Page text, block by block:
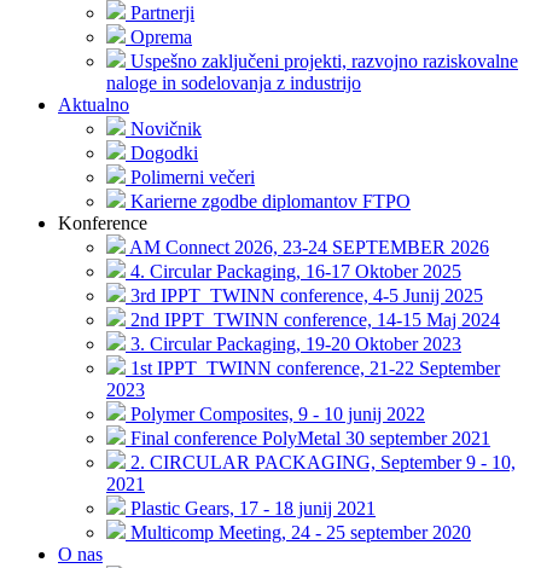
Partnerji
Oprema
Uspešno zaključeni projekti, razvojno raziskovalne
naloge in sodelovanja z industrijo
Aktualno
Novičnik
Dogodki
Polimerni večeri
Karierne zgodbe diplomantov FTPO
Konference
AM Connect 2026, 23-24 SEPTEMBER 2026
4. Circular Packaging, 16-17 Oktober 2025
3rd IPPT_TWINN conference, 4-5 Junij 2025
2nd IPPT_TWINN conference, 14-15 Maj 2024
3. Circular Packaging, 19-20 Oktober 2023
1st IPPT_TWINN conference, 21-22 September
2023
Polymer Composites, 9 - 10 junij 2022
Final conference PolyMetal 30 september 2021
2. CIRCULAR PACKAGING, September 9 - 10,
2021
Plastic Gears, 17 - 18 junij 2021
Multicomp Meeting, 24 - 25 september 2020
O nas